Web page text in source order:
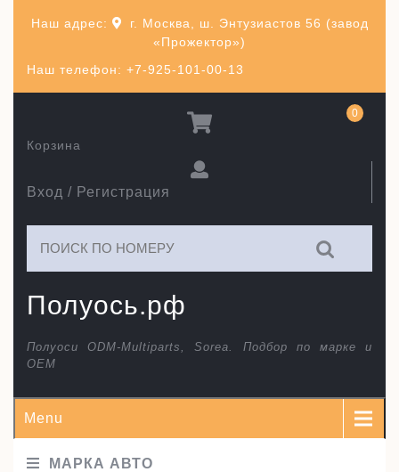
Наш телефон: +7-925-101-00-13
Наш адрес:
г. Москва, ш. Энтузиастов 56 (завод
«Прожектор»)
Полуось.рф
Полуоси ODM-Multiparts, Sorea. Подбор по марке и
ОЕМ
Вход / Регистрация
Корзина
0
Menu
МАРКА АВТО